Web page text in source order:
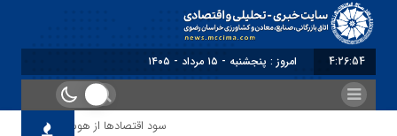
4:26:55 برابر با : Thursday - 6 August - 2
سود اقتصاد‌ها از هوش مصنوعی